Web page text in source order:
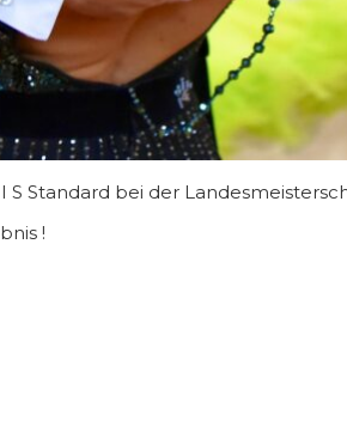
Standard bei der
!